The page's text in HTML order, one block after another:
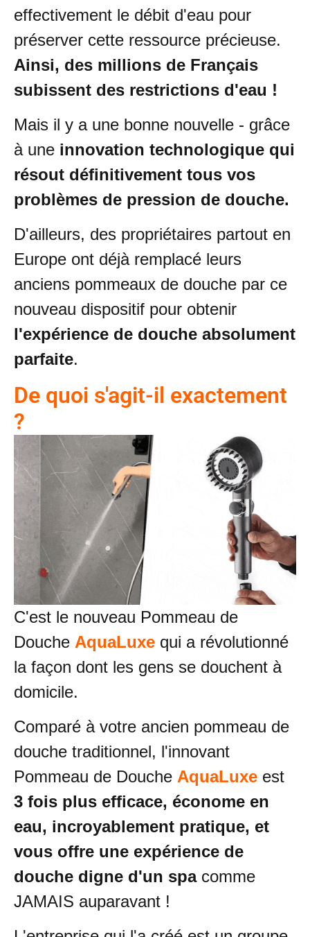
effectivement le débit d'eau pour
préserver cette ressource précieuse.
Ainsi, des millions de Français
subissent des restrictions d'eau !
Mais il y a une bonne nouvelle - grâce
à une innovation technologique qui
résout définitivement tous vos
problèmes de pression de douche.
D'ailleurs, des propriétaires partout en
Europe ont déjà remplacé leurs
anciens pommeaux de douche par ce
nouveau dispositif pour obtenir
l'expérience de douche absolument
parfaite.
De quoi s'agit-il exactement
?
C'est le nouveau Pommeau de
Douche AquaLuxe qui a révolutionné
la façon dont les gens se douchent à
domicile.
Comparé à votre ancien pommeau de
douche traditionnel, l'innovant
Pommeau de Douche AquaLuxe est
3 fois plus efficace, économe en
eau, incroyablement pratique, et
vous offre une expérience de
douche digne d'un spacomme
JAMAIS auparavant !